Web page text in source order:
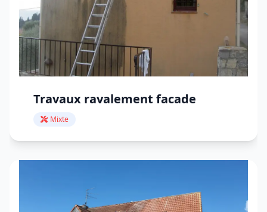
Travaux ravalement facade
Mixte